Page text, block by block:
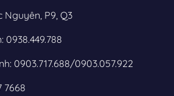
Nguyên, P9, Q3
0938.449.788
0903.717.688/0903.057.922
7668